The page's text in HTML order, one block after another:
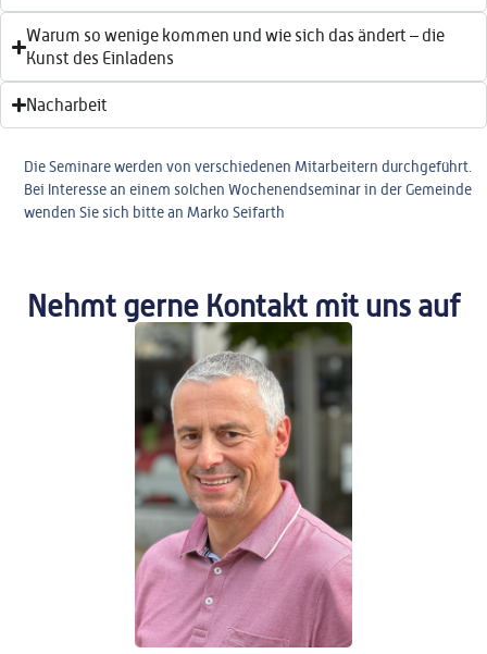
Warum so wenige kommen und wie sich das ändert – die
Kunst des Einladens
Nacharbeit
Die Seminare werden von verschiedenen Mitarbeitern durchgeführt.
Bei Interesse an einem solchen Wochenendseminar in der Gemeinde
wenden Sie sich bitte an Marko Seifarth
Nehmt gerne Kontakt mit uns auf